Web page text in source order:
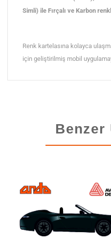
Simli) ile Fırçalı ve Karbon
Renk kartelasına kolayca
için geliştirilmiş mobil
Benzer